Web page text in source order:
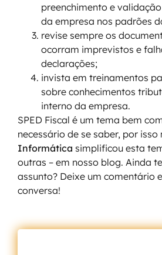
preenchimento e
da empresa nos padrões
revise sempre os
ocorram imprevistos e
declarações;
invista em treinamentos
sobre conhecimentos
interno da empresa.
SPED Fiscal é um tema bem
necessário de se saber, por isso
Informática simplificou esta
outras – em nosso blog. Ainda
assunto? Deixe um comentário
conversa!